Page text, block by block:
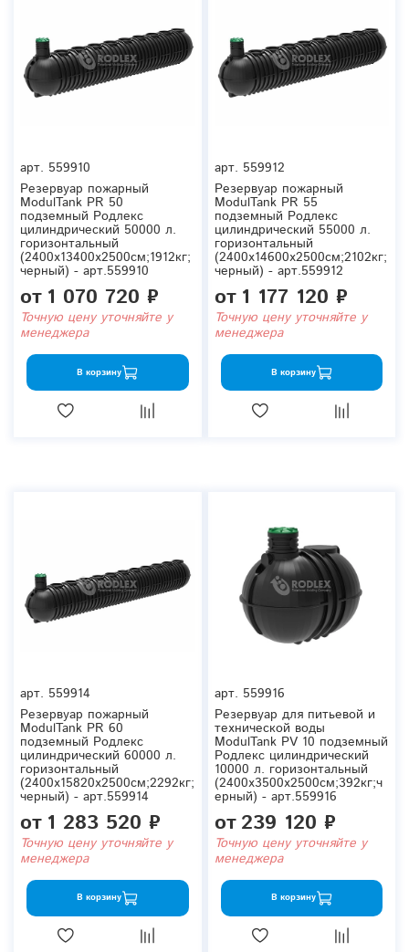
арт. 559910
Резервуар пожарный
ModulTank PR 50
подземный Родлекс
цилиндрический 50000 л.
горизонтальный
(2400x13400x2500см;1912кг;
черный) - арт.559910
от 1 070 720 ₽
Точную цену уточняйте у
менеджера
В корзину
арт. 559912
Резервуар пожарный
ModulTank PR 55
подземный Родлекс
цилиндрический 55000 л.
горизонтальный
(2400x14600x2500см;2102кг;
черный) - арт.559912
от 1 177 120 ₽
Точную цену уточняйте у
менеджера
В корзину
арт. 559914
Резервуар пожарный
ModulTank PR 60
подземный Родлекс
цилиндрический 60000 л.
горизонтальный
(2400x15820x2500см;2292кг;
черный) - арт.559914
от 1 283 520 ₽
Точную цену уточняйте у
менеджера
В корзину
арт. 559916
Резервуар для питьевой и
технической воды
ModulTank PV 10 подземный
Родлекс цилиндрический
10000 л. горизонтальный
(2400x3500x2500см;392кг;ч
ерный) - арт.559916
от239 120 ₽
Точную цену уточняйте у
менеджера
В корзину